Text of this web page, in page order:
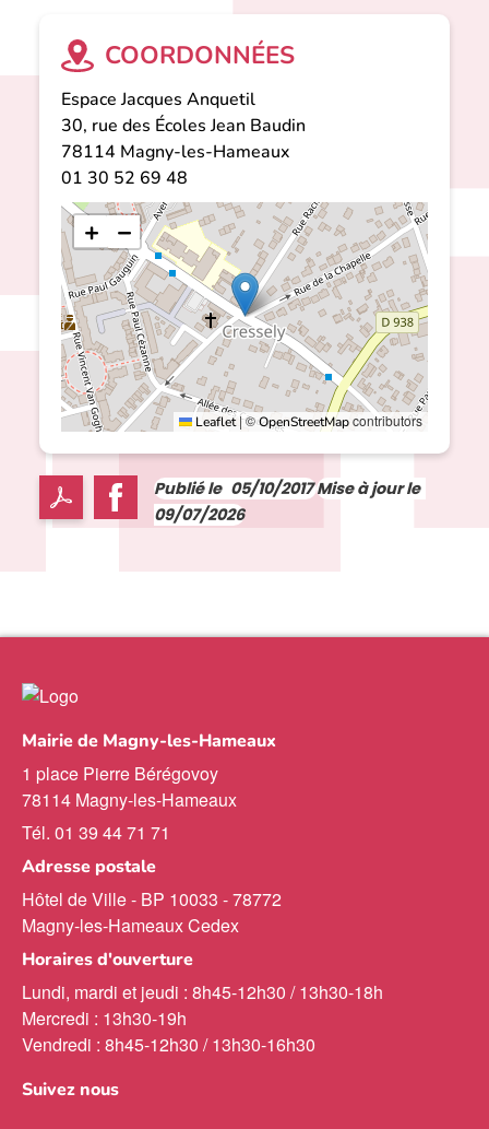
COORDONNÉES
Espace Jacques Anquetil
30, rue des Écoles Jean Baudin
78114 Magny-les-Hameaux
01 30 52 69 48
+ −
Leaflet |©OpenStreetMapcontributors
Publié le 05/10/2017Mise à jour le
09/07/2026
Mairie de Magny-les-Hameaux
1 place Pierre Bérégovoy
78114 Magny-les-Hameaux
Tél. 01 39 44 71 71
Adresse postale
Hôtel de Ville - BP 10033 - 78772
Magny-les-Hameaux Cedex
Horaires d'ouverture
Lundi, mardi et jeudi : 8h45-12h30 / 13h30-18h
Mercredi : 13h30-19h
Vendredi : 8h45-12h30 / 13h30-16h30
Suivez nous